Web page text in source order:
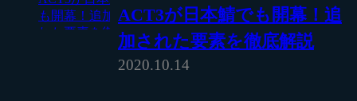
ACT3が日本鯖でも開幕！追
加された要素を徹底解説
2020.10.14